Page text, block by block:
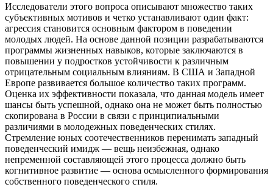
Исследователи этого вопроса описывают множество таких
субъективных мотивов и четко устанавливают один факт:
агрессия становится основным фактором в поведении
молодых людей. На основе данной позиции разрабатываются
программы жизненных навыков, которые заключаются в
повышении у подростков устойчивости к различным
отрицательным социальным влияниям. В США и Западной
Европе развивается большое количество таких программ.
Оценка их эффективности показала, что данная модель имеет
шансы быть успешной, однако она не может быть полностью
скопирована в России в связи с принципиальными
различиями в молодежных поведенческих стилях.
Стремление юных соотечественников перенимать западный
поведенческий имидж — вещь неизбежная, однако
непременной составляющей этого процесса должно быть
когнитивное развитие — основа осмысленного формирования
собственного поведенческого стиля.